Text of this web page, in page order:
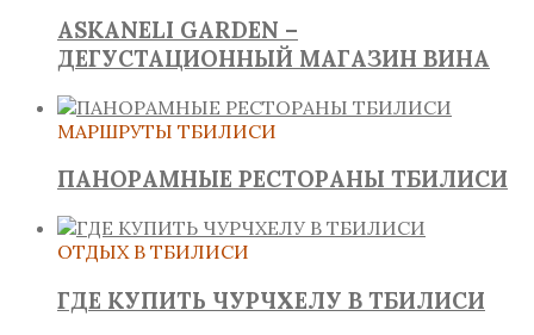
ASKANELI GARDEN –
ДЕГУСТАЦИОННЫЙ МАГАЗИН ВИНА
МАРШРУТЫ ТБИЛИСИ
ПАНОРАМНЫЕ РЕСТОРАНЫ ТБИЛИСИ
ОТДЫХ В ТБИЛИСИ
ГДЕ КУПИТЬ ЧУРЧХЕЛУ В ТБИЛИСИ